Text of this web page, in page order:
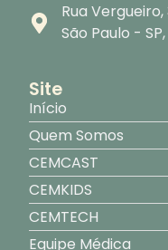
Rua
São Paulo -
Site
Início
Quem Somos
CEMCAST
CEMKIDS
CEMTECH
Equipe Médica